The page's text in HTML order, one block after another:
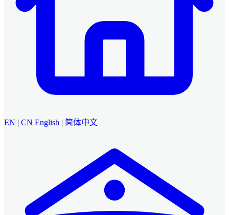
EN | CN English | 简体中文